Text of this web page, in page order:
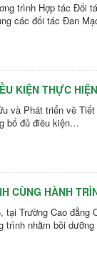
trình Hợp tác Đối
các đối tác Đan
KIỆN THỰC
Phát triển về Tiết
bố đủ điều kiện…
CÙNG HÀNH
Trường Cao đẳng
trình nhằm bồi